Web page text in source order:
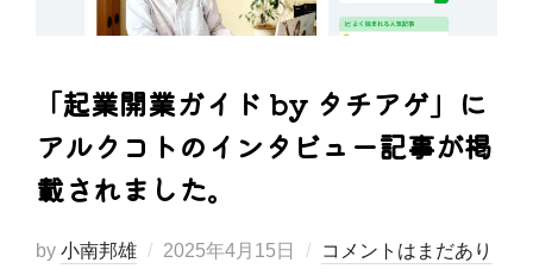
「起業開業ガイド by タチアゲ」に
アルクコトのインタビュー記事が掲
載されました。
by 小南邦雄
投
2025年4月15日
コメントはまだあり